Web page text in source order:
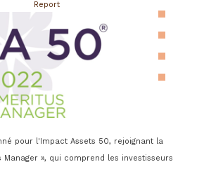
Report
pour l'Impact Assets 50, rejoignant la
Manager », qui comprend les investisseurs